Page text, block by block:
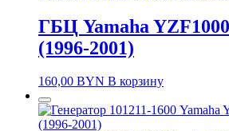
ГБЦ Yamaha
(1996-2001)
160,00 BYN В корзину